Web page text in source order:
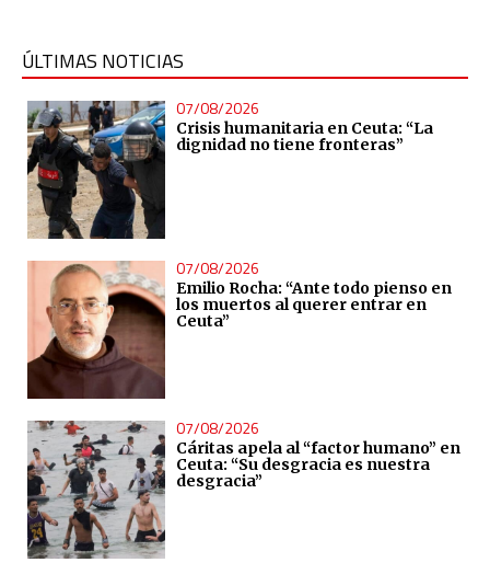
ÚLTIMAS NOTICIAS
07/08/2026
Crisis humanitaria en Ceuta: “La
dignidad no tiene fronteras”
07/08/2026
Emilio Rocha: “Ante todo pienso en
los muertos al querer entrar en
Ceuta”
07/08/2026
Cáritas apela al “factor humano” en
Ceuta: “Su desgracia es nuestra
desgracia”